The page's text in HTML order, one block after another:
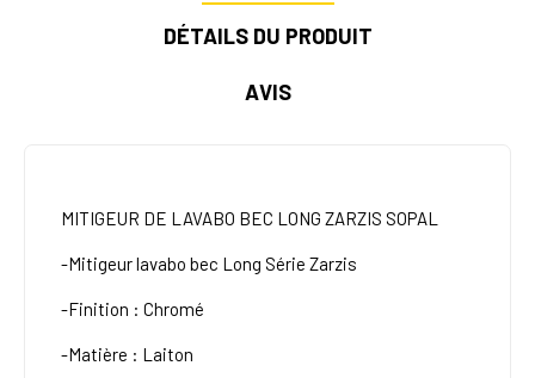
DÉTAILS DU PRODUIT
AVIS
MITIGEUR DE LAVABO BEC LONG ZARZIS SOPAL
-Mitigeur lavabo bec Long Série Zarzis
-Finition : Chromé
-Matière : Laiton